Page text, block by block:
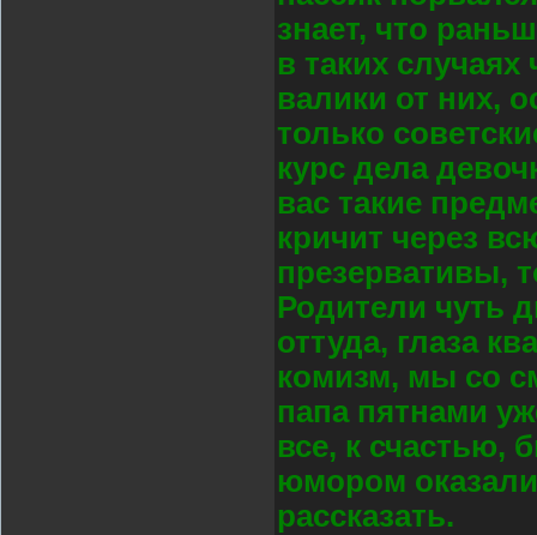
знает, что
в таких
валики от них,
только
курс дела
вас такие
кричит через
презервативы,
Родители чуть
оттуда, глаза
комизм, мы со
папа пятнами
все, к счастью,
юмором
рассказать.